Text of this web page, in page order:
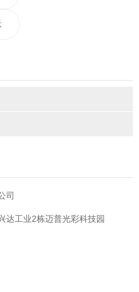
司
达工业2栋迈普光彩科技园